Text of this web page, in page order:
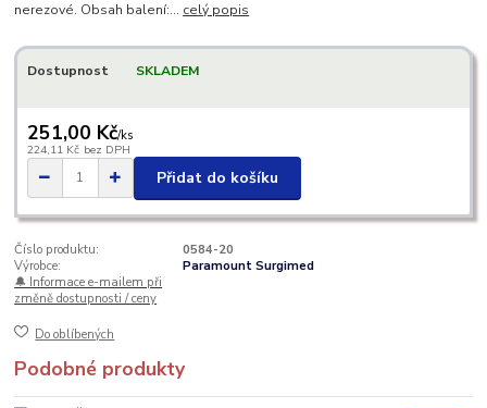
nerezové. Obsah balení:... celý popis
Dostupnost SKLADEM
251,00 Kč/ks
224,11 Kč bez DPH
Přidat do košíku
Číslo produktu:
0584-20
Výrobce:
Paramount Surgimed
🔔 Informace e-mailem při
změně dostupnosti / ceny
Do oblíbených
Podobné produkty